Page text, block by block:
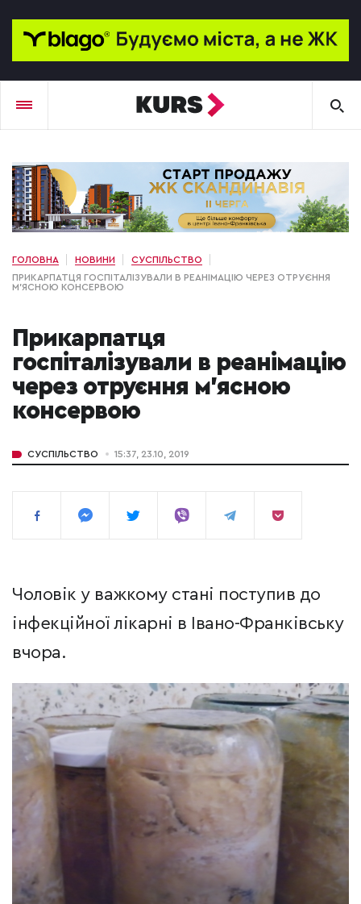
ГОЛОВНА НОВИНИ
СУСПІЛЬСТВО
ПРИКАРПАТЦЯ ГОСПІТАЛІЗУВАЛИ В РЕАНІМАЦІЮ ЧЕРЕЗ ОТРУЄННЯ
М'ЯСНОЮ КОНСЕРВОЮ
Прикарпатця
госпіталізували в реанімацію
через отруєння м'ясною
консервою
СУСПІЛЬСТВО 15:37, 23.10, 2019
Чоловік у важкому стані поступив до
інфекційної лікарні в Івано-Франківську
вчора.